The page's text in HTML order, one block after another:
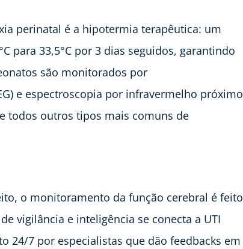
perinatal é a hipotermia terapêutica: um
para 33,5°C por 3 dias seguidos, garantindo
são monitorados por
e espectroscopia por infravermelho próximo
todos outros tipos mais comuns de
o monitoramento da função cerebral é feito
vigilância e inteligência se conecta a UTI
7 por especialistas que dão feedbacks em